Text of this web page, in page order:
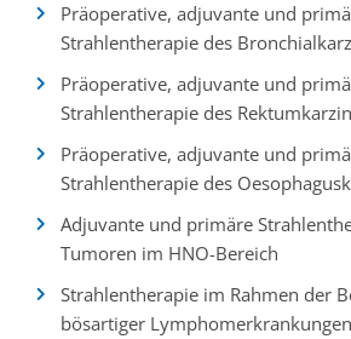
Präoperative, adjuvante und
Strahlentherapie des
Präoperative, adjuvante und
Strahlentherapie des
Präoperative, adjuvante und
Strahlentherapie des
Adjuvante und primäre
Tumoren im HNO-Bereich
Strahlentherapie im Rahmen der
bösartiger